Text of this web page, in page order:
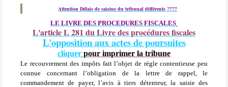
Attention Délais de saisine du tribunal différents ????
LE LIVRE DES PROCEDURES FISCALES
L'article L 281 du Livre des procédures fiscales
L'opposition aux actes de poursuites
cliquer pour imprimer la tribune
Le recouvrement des impôts fait l’objet de règle contentieuse peu
connue concernant l’obligation de la lettre de rappel, le
commandement de payer, l’avis à tiers détenteur, la saisie des